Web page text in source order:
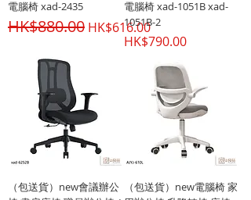
電腦椅 xad-2435
一般價格
HK$880.00 促銷價格
HK$616.00
電腦椅 xad-1051B xad-
1051B-2
價格
HK$790.00
（包送貨）new會議辦公
（包送貨）new電腦椅 家